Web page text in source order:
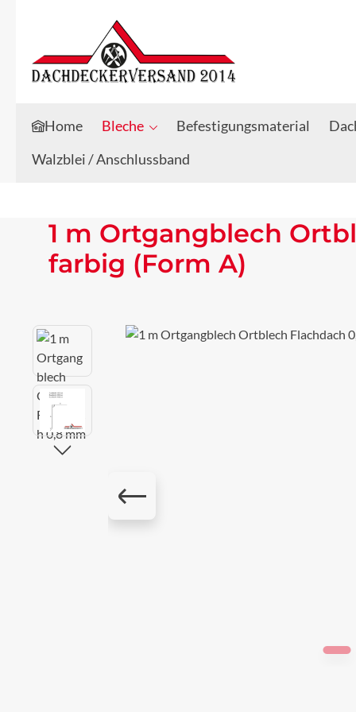
Zum Hauptinhalt springen
Zur Suche springen
Home Bleche Befestigungsmaterial
Walzblei / Anschlussband
1 m Ortgangblech
farbig (Form A)
Bildergalerie überspringen